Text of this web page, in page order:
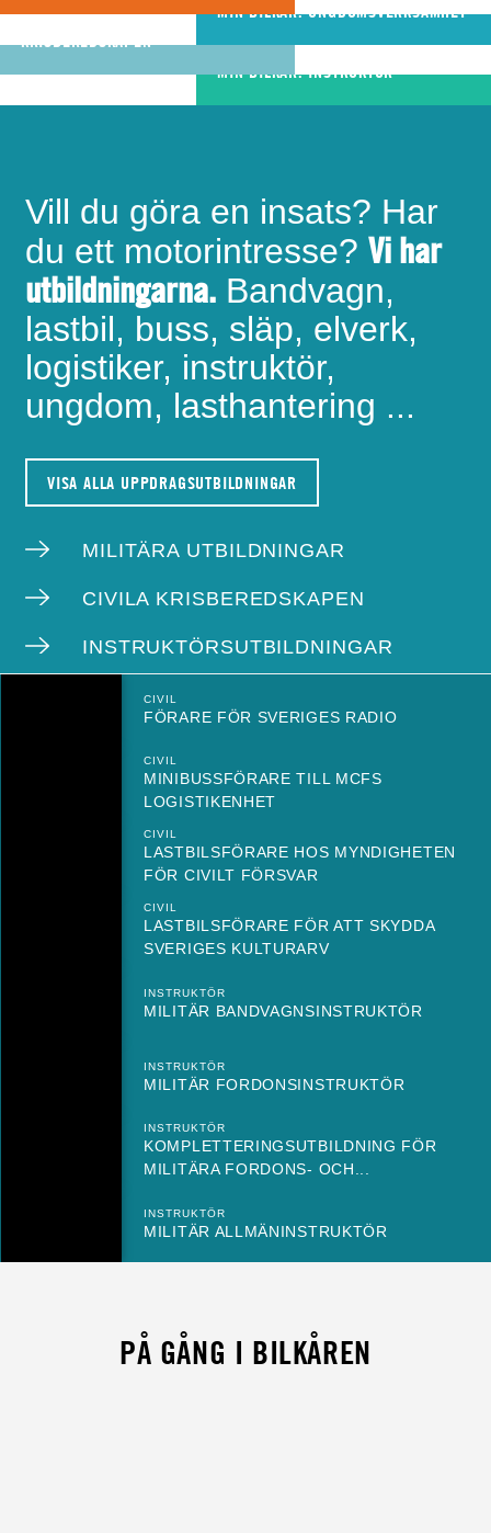
MIN BILKÅR: UNGDOMSVERKSAMHET
MIN BILKÅR: CIVILA
KRISBEREDSKAPEN
riktigt bra
bandvagnsförare
MIN BILKÅR: INSTRUKTÖR
Vill du göra en insats? Har
du ett motorintresse? Vi har
utbildningarna. Bandvagn,
lastbil, buss, släp, elverk,
logistiker, instruktör,
ungdom, lasthantering ...
VISA ALLA UPPDRAGSUTBILDNINGAR
MILITÄRA UTBILDNINGAR
CIVILA KRISBEREDSKAPEN
INSTRUKTÖRSUTBILDNINGAR
CIVIL
FÖRARE FÖR SVERIGES RADIO
CIVIL
MINIBUSSFÖRARE TILL MCFS
LOGISTIKENHET
CIVIL
LASTBILSFÖRARE HOS MYNDIGHETEN
FÖR CIVILT FÖRSVAR
CIVIL
LASTBILSFÖRARE FÖR ATT SKYDDA
SVERIGES KULTURARV
INSTRUKTÖR
MILITÄR BANDVAGNSINSTRUKTÖR
INSTRUKTÖR
MILITÄR FORDONSINSTRUKTÖR
INSTRUKTÖR
KOMPLETTERINGSUTBILDNING FÖR
MILITÄRA FORDONS- OCH...
INSTRUKTÖR
MILITÄR ALLMÄNINSTRUKTÖR
PÅ GÅNG I BILKÅREN